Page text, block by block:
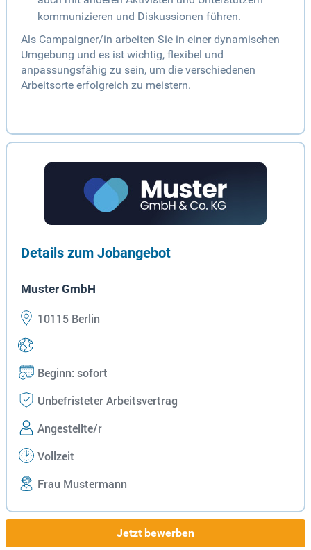
kommunizieren und Diskussionen führen.
Als Campaigner/in arbeiten Sie in einer dynamischen
Umgebung und es ist wichtig, flexibel und
anpassungsfähig zu sein, um die verschiedenen
Arbeitsorte erfolgreich zu meistern.
Details zum Jobangebot
Muster GmbH
10115 Berlin
Beginn: sofort
Unbefristeter Arbeitsvertrag
Angestellte/r
Vollzeit
Frau Mustermann
Jetzt bewerben